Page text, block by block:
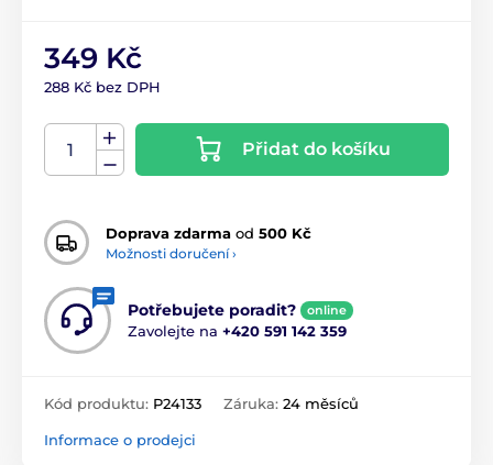
349 Kč
288 Kč bez DPH
Přidat do košíku
Doprava zdarma od 500 Kč
Možnosti doručení ›
Potřebujete poradit? online
Zavolejte na +420 591 142 359
Kód produktu: P24133 Záruka: 24 měsíců
Informace o prodejci